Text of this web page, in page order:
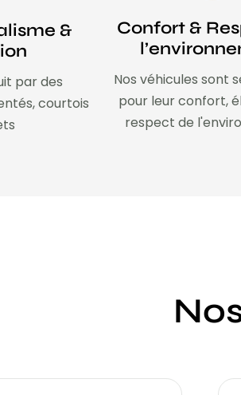
&
par des
courtois
Confort &
Nos véhicules sont
pour leur confort,
respect de